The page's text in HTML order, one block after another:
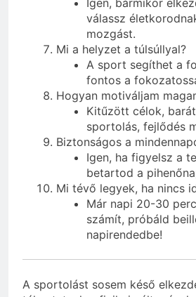
válassz
mozgást.
Mi a helyzet a túlsúllyal?
A sport segíthet a
fontos a
Hogyan motiváljam
Kitűzött célok,
sportolás, fejlődés
Biztonságos a
Igen, ha figyelsz a
betartod a
Mi tévő legyek, ha nincs
Már napi 20-30
számít, próbáld
napirendedbe!
A sportolást sosem késő